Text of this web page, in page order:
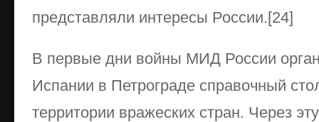
представляли интересы России.[24]
В первые дни войны МИД России
Испании в Петрограде справочный
территории вражеских стран. Через